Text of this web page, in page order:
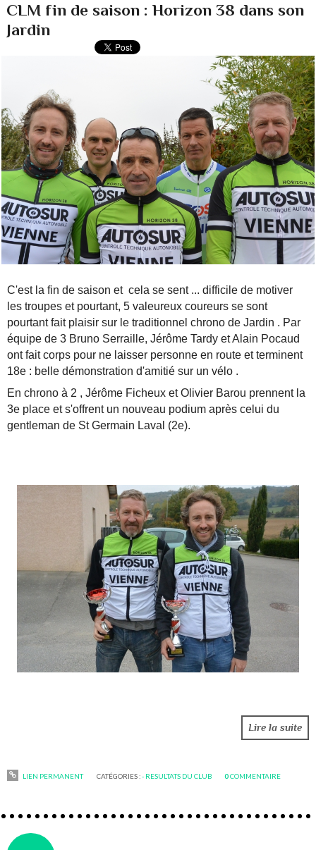
CLM fin de saison : Horizon 38 dans son
Jardin
C'est la fin de saison et cela se sent ... difficile de motiver
les troupes et pourtant, 5 valeureux coureurs se sont
pourtant fait plaisir sur le traditionnel chrono de Jardin . Par
équipe de 3 Bruno Serraille, Jérôme Tardy et Alain Pocaud
ont fait corps pour ne laisser personne en route et terminent
18e : belle démonstration d'amitié sur un vélo .
En chrono à 2 , Jérôme Ficheux et Olivier Barou prennent la
3e place et s'offrent un nouveau podium après celui du
gentleman de St Germain Laval (2e).
Lire la suite
LIEN PERMANENT CATÉGORIES :- RESULTATS DU CLUB 0COMMENTAIRE